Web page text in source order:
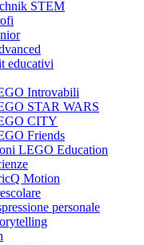
STEM
educativi
Introvabili
STAR WARS
CITY
Friends
LEGO Education
Motion
personale